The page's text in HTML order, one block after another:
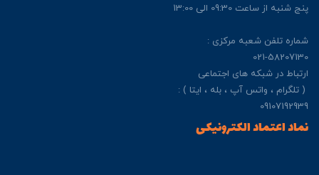
پنج شنبه از ساعت 09:30 الی 13:00
شماره تلفن شعبه مرکزی :
021-58207130
ارتباط در شبکه های اجتماعی
( تلگرام ، واتس آپ ، بله ، ایتا ) :
09107192939
نماد اعتماد الکترونیکی